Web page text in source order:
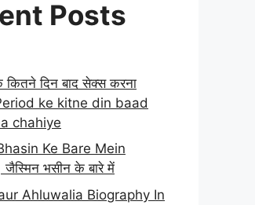
Posts
कितने दिन बाद सेक्स करना
ke kitne din baad
chahiye
Ke Bare Mein
भसीन के बारे में
Ahluwalia Biography In